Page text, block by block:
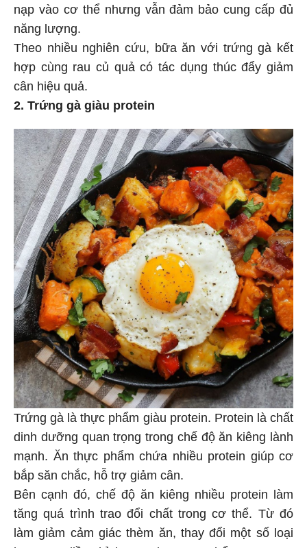
nạp vào cơ thể nhưng vẫn đảm bảo cung cấp đủ
năng lượng.
Theo nhiều nghiên cứu, bữa ăn với trứng gà kết
hợp cùng rau củ quả có tác dụng thúc đẩy giảm
cân hiệu quả.
2. Trứng gà giàu protein
Trứng gà là thực phẩm giàu protein. Protein là chất
dinh dưỡng quan trọng trong chế độ ăn kiêng lành
mạnh. Ăn thực phẩm chứa nhiều protein giúp cơ
bắp săn chắc, hỗ trợ giảm cân.
Bên cạnh đó, chế độ ăn kiêng nhiều protein làm
tăng quá trình trao đổi chất trong cơ thể. Từ đó
làm giảm cảm giác thèm ăn, thay đổi một số loại